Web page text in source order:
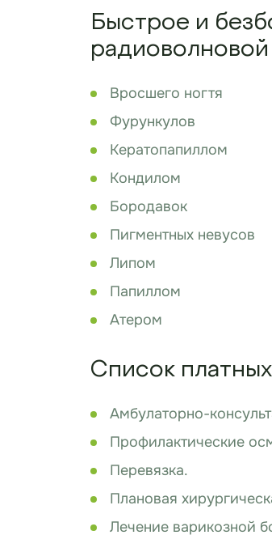
Быстрое и
радиоволновой
Вросшего ногтя
Фурункулов
Кератопапиллом
Кондилом
Бородавок
Пигментных невусов
Липом
Папиллом
Атером
Список платных
Амбулаторно-
Профилактические
Перевязка.
Плановая
Лечение варикозной